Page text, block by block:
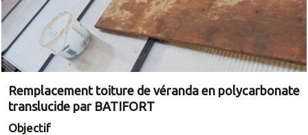
Remplacement toiture de véranda en polycarbonate
translucide par BATIFORT
Objectif